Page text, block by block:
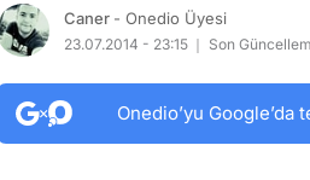
Caner - Onedio Üyesi
23.07.2014 - 23:15 Son
Onedio’yu